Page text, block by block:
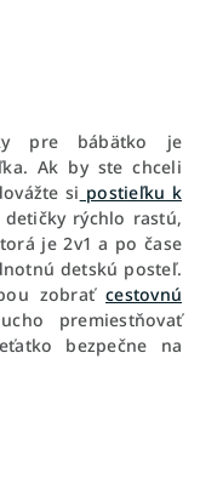
pre bábätko je
Ak by ste chceli
si postieľku k
rýchlo rastú,
je 2v1 a po čase
detskú posteľ.
zobrať cestovnú
premiestňovať
bezpečne na